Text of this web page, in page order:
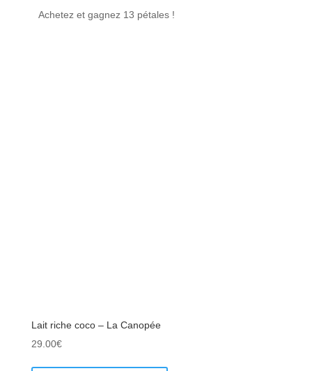
Achetez et gagnez 13 pétales !
Lait riche coco – La Canopée
29.00€